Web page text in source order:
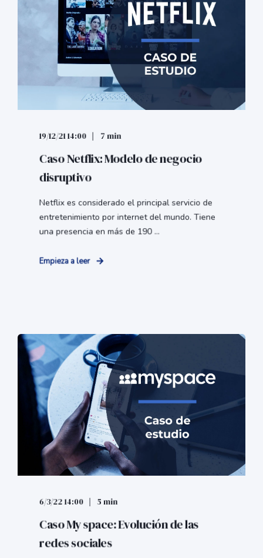
19/12/21 14:00 7 min
Caso Netflix: Modelo de negocio
disruptivo
Netflix es considerado el principal servicio de
entretenimiento por internet del mundo. Tiene
una presencia en más de 190 ...
Empieza a leer
6/3/22 14:00 5 min
Caso My space: Evolución de las
redes sociales